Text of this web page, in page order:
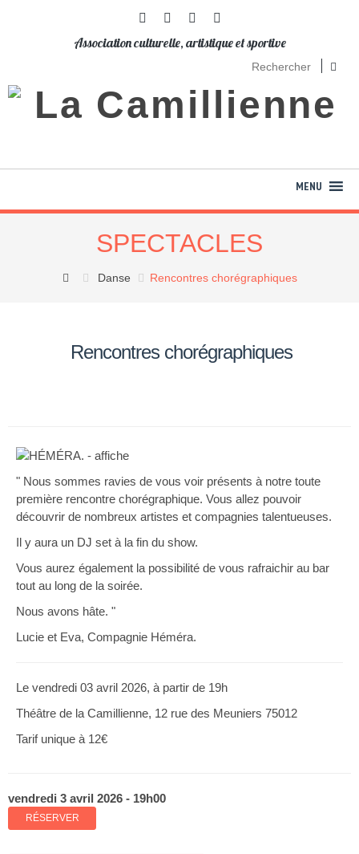
Association culturelle, artistique et sportive
SPECTACLES
Danse Rencontres chorégraphiques
Rencontres chorégraphiques
" Nous sommes ravies de vous voir présents à notre toute
première rencontre chorégraphique. Vous allez pouvoir
découvrir de nombreux artistes et compagnies talentueuses.
Il y aura un DJ set à la fin du show.
Vous aurez également la possibilité de vous rafraichir au bar
tout au long de la soirée.
Nous avons hâte. "
Lucie et Eva, Compagnie Héméra.
Le vendredi 03 avril 2026, à partir de 19h
Théâtre de la Camillienne, 12 rue des Meuniers 75012
Tarif unique à 12€
vendredi 3 avril 2026 - 19h00
RÉSERVER